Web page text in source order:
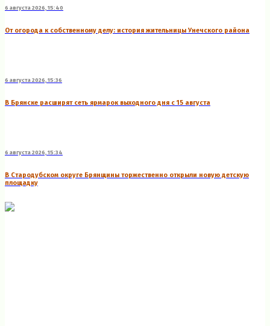
6 августа 2026, 15:40
От огорода к собственному делу: история жительницы Унечского района
6 августа 2026, 15:36
В Брянске расширят сеть ярмарок выходного дня с 15 августа
6 августа 2026, 15:34
В Стародубском округе Брянщины торжественно открыли новую детскую
площадку